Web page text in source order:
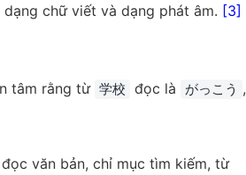
chữ viết và dạng phát âm. [3]
tâm rằng từ 学校 đọc là がっこう ,
văn bản, chỉ mục tìm kiếm, từ